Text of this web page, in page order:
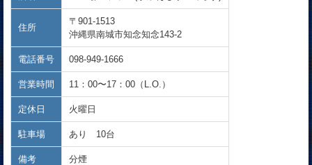
住所
〒901-1513
沖縄県南城市知念知念143-2
電話番号 098-949-1666
営業時間 11：00〜17：00（L.O.）
定休日 火曜日
駐車場 あり 10台
備考 分煙